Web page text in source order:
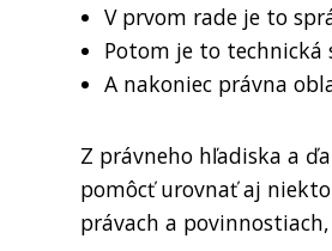
V prvom rade je to
Potom je to technická
A nakoniec právna
Z právneho hľadiska a
pomôcť urovnať aj
právach a